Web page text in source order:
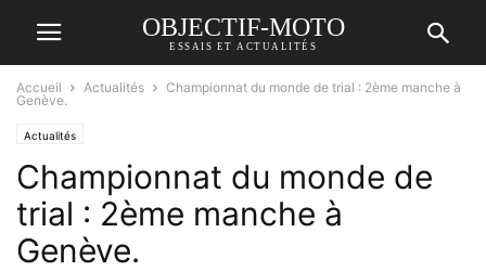
OBJECTIF-MOTO
ESSAIS ET ACTUALITÉS
Accueil Actualités
Championnat du monde de trial : 2ème manche à
Genève.
Actualités
Championnat du monde de
trial : 2ème manche à
Genève.